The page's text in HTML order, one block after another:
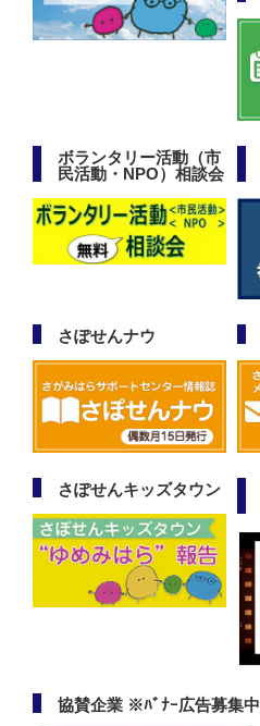
ボランタリー活動（市
民活動・NPO）相談会
さぽせんナウ
さぽせんキッズタウン
協賛企業 ※ﾊﾞﾅｰ広告募集中